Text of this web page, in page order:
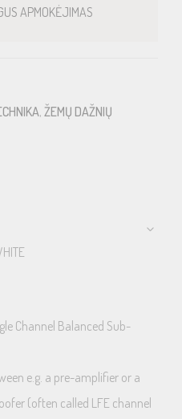
APMOKĖJIMAS
, ŽEMŲ DAŽNIŲ
Channel Balanced Sub-
e.g. a pre-amplifier or a
(often called LFE channel